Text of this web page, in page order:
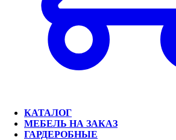
КАТАЛОГ
МЕБЕЛЬ НА ЗАКАЗ
ГАРДЕРОБНЫЕ